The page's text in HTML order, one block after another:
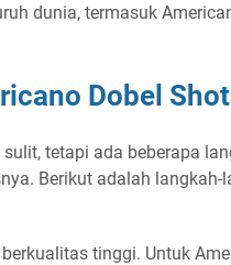
dunia, termasuk
Dobel
tetapi ada beberapa
Berikut adalah langkah-
tinggi. Untuk